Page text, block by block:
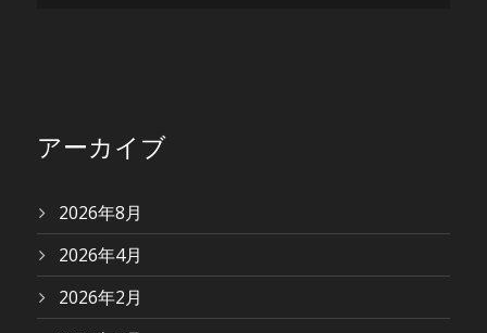
アーカイブ
2026年8月
2026年4月
2026年2月